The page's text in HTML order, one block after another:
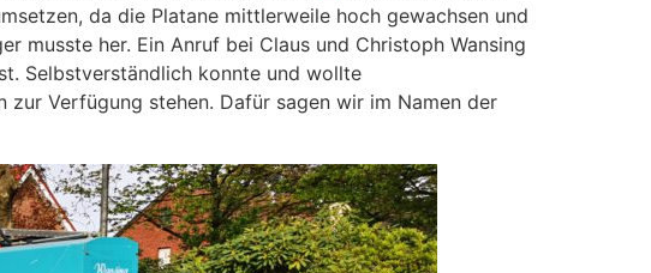
da die Platane mittlerweile hoch gewachsen und
musste her. Ein Anruf bei Claus und Christoph Wansing
Selbstverständlich konnte und wollte
zur Verfügung stehen. Dafür sagen wir im Namen der